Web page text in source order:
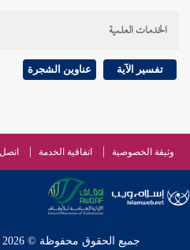
الخدمات العلمية
تفسير الآية عناوين الشجرة
وثيقة الخصوصية اتفاقية الخدمة اتصل
جميع الحقوق محفوظة © 2026 - 1998 لشبكة إسلام ويب